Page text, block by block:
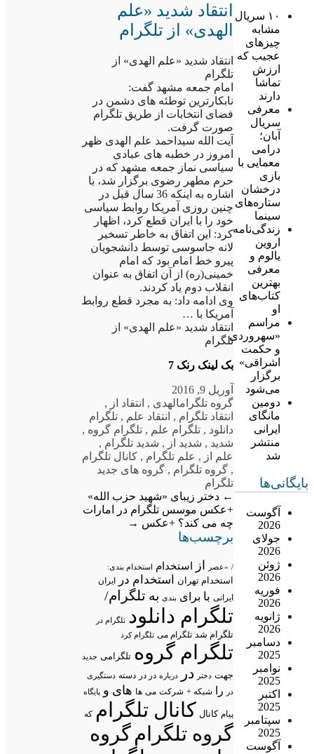
۱۰ سریال
مشابه
چیزهای
عجیب که
ارزش
تماشا
دارند
معرفی
سریال
آبان؛
درامی
معمایی با
بازی
درخشان
ستاره‌های
سینما
زندگی‌نامه
اروین
یالوم و
معرفی
بهترین
کتاب‌های
او
مراسم
«سهروردی
و حکمت
اشراقی»
برگزار
می‌شود
دومین
مانگای
ایرانی
منتشر
شد
بایگانی‌ها
آگوست
2026
جولای
2026
ژوئن
2026
فوریه
2026
ژانویه
2026
دسامبر
2025
نوامبر
2025
اکتبر
2025
سپتامبر
2025
آگوست
انتقاد شدید «علم
الهدی» از تلگرام
انتقاد شدید «علم الهدی» از
تلگرام
امام جمعه مشهد گفت:
نابکارترین توطئه های دشمن در
فضای انتخابات از طریق تلگرام
صورت گرفت.
آیت الله سیداحمد علم الهدی ظهر
امروز در خطبه های عبادی
سیاسی نماز جمعه مشهد که در
حرم مطهر رضوی برگزار شد، با
اشاره به اینکه 36 سال قبل در
چنین روزی آمریکا روابط سیاسی
خود را با ایران قطع کرد، اظهار
کرد: این اتفاق به خاطر تسخیر
لانه جاسوسی توسط دانشجویان
پیرو خط امام بود که امام
خمینی(ره) از آن اتفاق به عنوان
انقلاب دوم یاد کردند.
وی ادامه داد: به مجرد قطع روابط
آمریکا با …
انتقاد شدید «علم الهدی» از
تلگرام
بک لینک رنک 7
آوریل 9, 2016
گروه تلگرامالهدی , انتقاد از ,
انتقاد تلگرام , انتقاد علم , تلگرام
دانلود , تلگرام علم , تلگرام گروه ,
شدید , شدید از , شدید تلگرام ,
علم از , علم تلگرام , کانال تلگرام
, گروه تلگرام , گروه های جدید
تلگرام
← دختر زیبای «شهید حزب الله»
+عکس موسس تلگرام در امارات
چه می کند؟ +عکس →
برچسب‌ها
/ «عصر از استخدام استخدام بندی:
استخدام تهران استخدام در ایران
ایرانی با برای بندی به تلگرام/
تلگرام دانلود تلگرام در
تلگرام شد تلگرام می تلگرام کرد
تلگرام گروه تلگرامی جدید
جهت دختر در درباره در در دسته دستگیری
در
را شبکه + شرکت می ها های و پایگاه
پیام کانال کانال تلگرام که
گروه تلگرامگروه